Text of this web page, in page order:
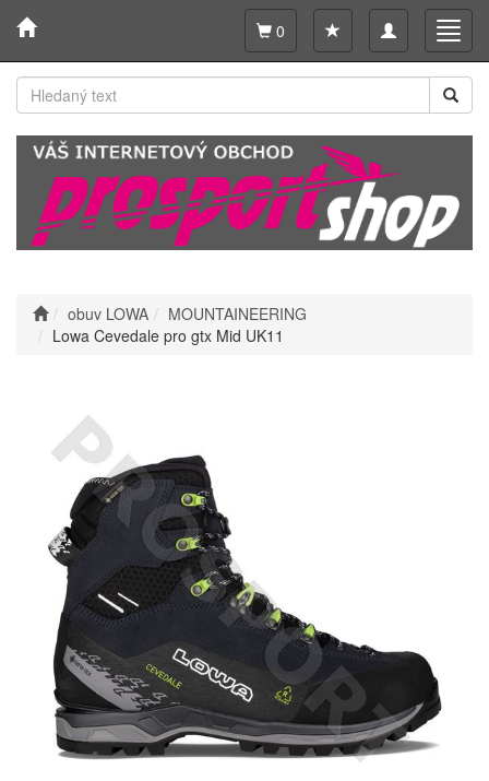
Toggle
navigation
0
obuv LOWA
MOUNTAINEERING
Lowa Cevedale pro gtx Mid UK11